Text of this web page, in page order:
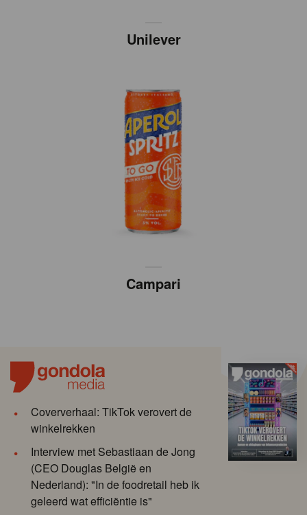
Unilever
Campari
Coververhaal: TikTok verovert de
winkelrekken
Interview met Sebastiaan de Jong
(CEO Douglas België en
Nederland): "In de foodretail heb ik
geleerd wat efficiëntie is"